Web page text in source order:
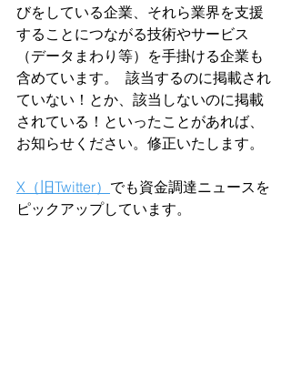
びをしている企業、それら業界を支援
することにつながる技術やサービス
（データまわり等）を手掛ける企業も
含めています。  該当するのに掲載され
ていない！とか、該当しないのに掲載
されている！といったことがあれば、
お知らせください。修正いたします。
X（旧Twitter） でも資金調達ニュースを
ピックアップしています。